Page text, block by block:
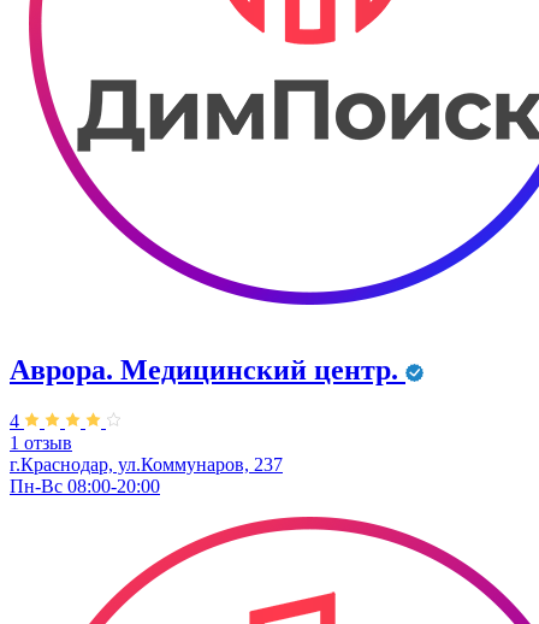
Аврора. Медицинский центр.
4
1 отзыв
г.Краснодар, ул.Коммунаров, 237
Пн-Вс 08:00-20:00